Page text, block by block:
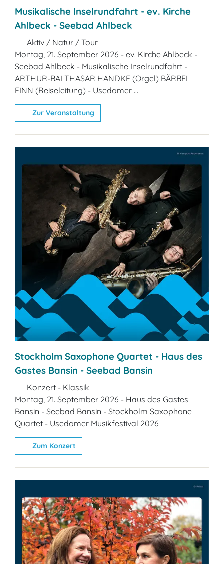
Musikalische Inselrundfahrt - ev. Kirche
Ahlbeck - Seebad Ahlbeck
Aktiv / Natur / Tour
Montag, 21. September 2026 - ev. Kirche Ahlbeck -
Seebad Ahlbeck - Musikalische Inselrundfahrt -
ARTHUR-BALTHASAR HANDKE (Orgel) BÄRBEL
FINN (Reiseleitung) - Usedomer ...
Zur Veranstaltung
Stockholm Saxophone Quartet - Haus des
Gastes Bansin - Seebad Bansin
Konzert - Klassik
Montag, 21. September 2026 - Haus des Gastes
Bansin - Seebad Bansin - Stockholm Saxophone
Quartet - Usedomer Musikfestival 2026
Zum Konzert